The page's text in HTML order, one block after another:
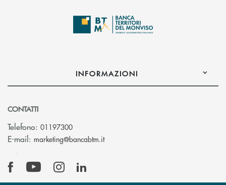
INFORMAZIONI
CONTATTI
Telefono: 01197300
E-mail: marketing@bancabtm.it(si apre l’app di posta elettronica)